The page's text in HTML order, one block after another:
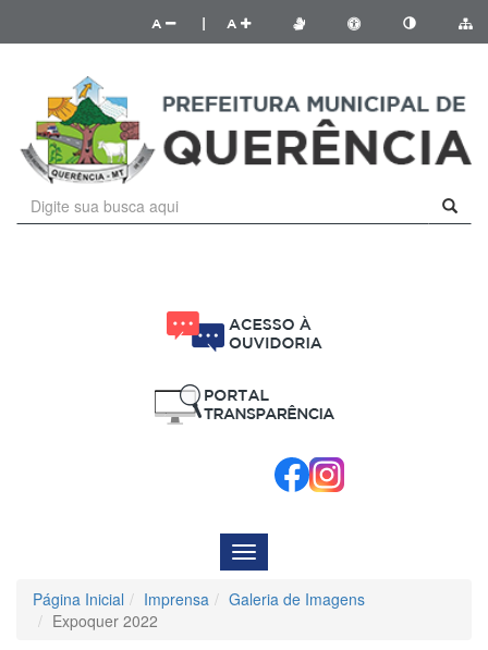
A A
Menu
de
Navegação
Página Inicial Imprensa
Galeria de Imagens
Expoquer 2022